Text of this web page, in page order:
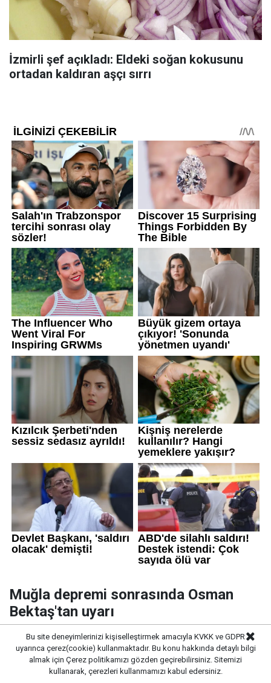
İzmirli şef açıkladı: Eldeki soğan kokusunu
ortadan kaldıran aşçı sırrı
Muğla depremi sonrasında Osman
Bektaş'tan uyarı
Muğla açıklarındaki depremi değerlendiren Prof. Dr.
Osman Bektaş, son günlerdeki sarsıntıları
hatırlatarak bölgedeli harekettliğinin sürdüğünü
Bu site deneyimlerinizi kişiselleştirmek amacıyla KVKK ve GDPR
uyarınca çerez(cookie) kullanmaktadır. Bu konu hakkında detaylı bilgi
almak için Çerez politikamızı gözden geçirebilirsiniz. Sitemizi
kullanarak, çerezleri kullanmamızı kabul edersiniz.